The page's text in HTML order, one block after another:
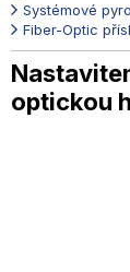
Systémové
Fiber-Optic
optickou